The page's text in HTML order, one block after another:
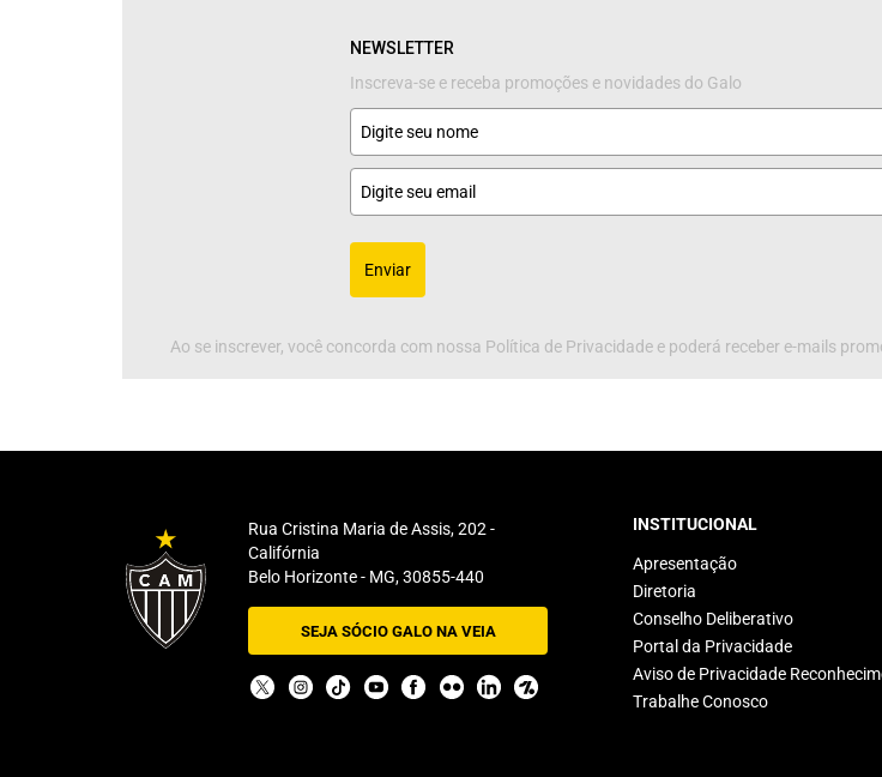
NEWSLETTER
Inscreva-se e receba promoções e novidades do Galo
Enviar
Ao se inscrever, você concorda com nossa Política de Privacidade e poderá receber e-mails
Rua Cristina Maria de Assis, 202 -
Califórnia
Belo Horizonte - MG, 30855-440
SEJA SÓCIO GALO NA VEIA
INSTITUCIONAL
Apresentação
Diretoria
Conselho Deliberativo
Portal da Privacidade
Aviso de Privacidade
Trabalhe Conosco